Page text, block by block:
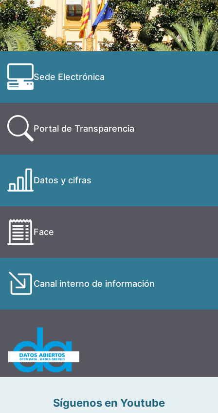
Sede Electrónica
Portal de Transparencia
Datos y cifras
Face
Canal interno de información
Síguenos en Youtube